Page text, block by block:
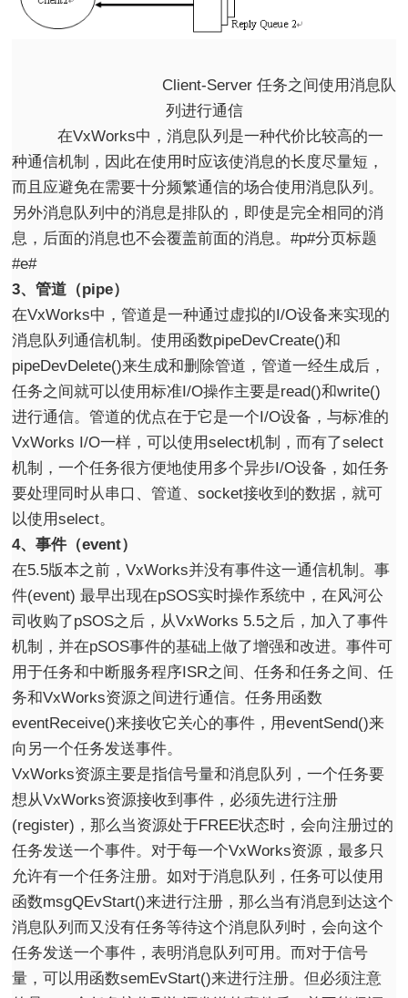
Client-Server 任务之间使用消息队
列进行通信
在VxWorks中，消息队列是一种代价比较高的一
种通信机制，因此在使用时应该使消息的长度尽量短，
而且应避免在需要十分频繁通信的场合使用消息队列。
另外消息队列中的消息是排队的，即使是完全相同的消
息，后面的消息也不会覆盖前面的消息。#p#分页标题
#e#
3、管道（pipe）
在VxWorks中，管道是一种通过虚拟的I/O设备来实现的
消息队列通信机制。使用函数pipeDevCreate()和
pipeDevDelete()来生成和删除管道，管道一经生成后，
任务之间就可以使用标准I/O操作主要是read()和write()
进行通信。管道的优点在于它是一个I/O设备，与标准的
VxWorks I/O一样，可以使用select机制，而有了select
机制，一个任务很方便地使用多个异步I/O设备，如任务
要处理同时从串口、管道、socket接收到的数据，就可
以使用select。
4、事件（event）
在5.5版本之前，VxWorks并没有事件这一通信机制。事
件(event) 最早出现在pSOS实时操作系统中，在风河公
司收购了pSOS之后，从VxWorks 5.5之后，加入了事件
机制，并在pSOS事件的基础上做了增强和改进。事件可
用于任务和中断服务程序ISR之间、任务和任务之间、任
务和VxWorks资源之间进行通信。任务用函数
eventReceive()来接收它关心的事件，用eventSend()来
向另一个任务发送事件。
VxWorks资源主要是指信号量和消息队列，一个任务要
想从VxWorks资源接收到事件，必须先进行注册
(register)，那么当资源处于FREE状态时，会向注册过的
任务发送一个事件。对于每一个VxWorks资源，最多只
允许有一个任务注册。如对于消息队列，任务可以使用
函数msgQEvStart()来进行注册，那么当有消息到达这个
消息队列而又没有任务等待这个消息队列时，会向这个
任务发送一个事件，表明消息队列可用。而对于信号
量，可以用函数semEvStart()来进行注册。但必须注意